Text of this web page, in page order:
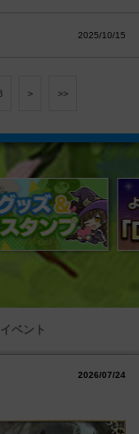
2025/10/15
> >>
イベント
2026/07/24